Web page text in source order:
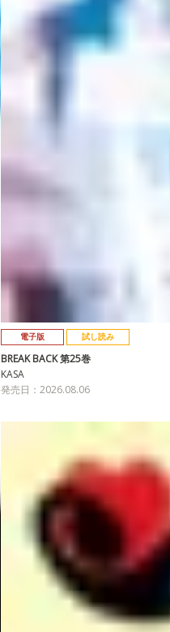
電子版 試し読み
BREAK BACK 第25巻
KASA
発売日：2026.08.06